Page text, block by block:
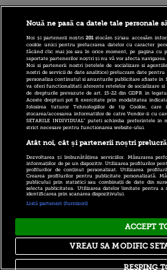
Anomaliile unui
sector bancar de 23
de ori mai mare ca
PIB-ul tarii. Dupa
"imblanzirea"
bancilor din Cipru,
ar putea urma
26 martie 2013
Bancile din Cipru
raman inchise
pana joi, de teama
Nouă ne pasă ca datele tale personale
Noi și partenerii noștri201stocăm și/sau accesăm
cookie unici pentru prelucrarea datelor cu caracter
făcând clic mai jos sau în orice moment, pe pagina cu
raportate partenerilor noștri și nu vă vor afecta navigarea.
Noi si partenerii nostri (retelele de socializare si
nostri de servicii de date analitice) prelucram date
personaliza continutul si anunturile publicitare afisate in
va oferi functionalitati aferente retelelor de socializare
de drepturile prevazute de art. 15-22 din GDPR in
Aceste drepturi pot fi exercitate prin modalitatea
folosirea tuturor Tehnologiilor de tip Cookie,
stocarea/accesarea informatiilor de catre Vendor-ii cu
SETARILE INDIVIDUAL” puteti schimba preferintele
strict necesare pentru functionarea website-ului.
Atât noi, cât și partenerii noștri
Dezvoltarea și îmbunătățirea serviciilor. Măsurarea
informațiilor de pe un dispozitiv. Utilizarea profilurilor
profilurilor de conținut personalizat. Utilizarea
Crearea profilurilor pentru publicitate personalizată.
publicului prin statistici sau combinații de date din
selecta publicitatea. Utilizarea datelor limitate pentru a
identificarea prin scanarea dispozitivului.
Listă parteneri (furnizori)
ACCEPT
RESPING
VREAU SA MODIFIC